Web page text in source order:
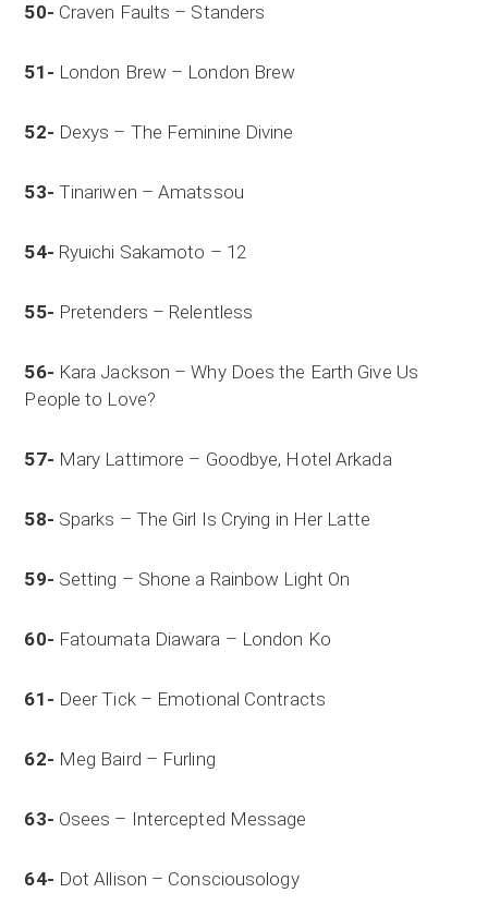
50- Craven Faults – Standers
51- London Brew – London Brew
52- Dexys – The Feminine Divine
53- Tinariwen – Amatssou
54- Ryuichi Sakamoto – 12
55- Pretenders – Relentless
56- Kara Jackson – Why Does the Earth Give Us
People to Love?
57- Mary Lattimore – Goodbye, Hotel Arkada
58- Sparks – The Girl Is Crying in Her Latte
59- Setting – Shone a Rainbow Light On
60- Fatoumata Diawara – London Ko
61- Deer Tick – Emotional Contracts
62- Meg Baird – Furling
63- Osees – Intercepted Message
64- Dot Allison – Consciousology